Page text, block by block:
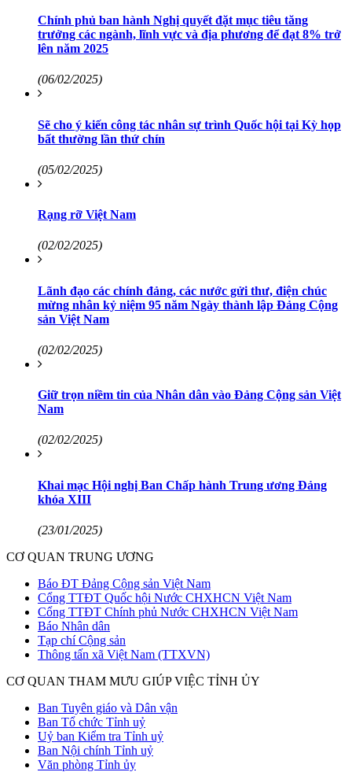
Chính phủ ban hành Nghị quyết đặt mục tiêu tăng
trưởng các ngành, lĩnh vực và địa phương để đạt 8% trở
lên năm 2025
(06/02/2025)
Sẽ cho ý kiến công tác nhân sự trình Quốc hội tại Kỳ họp
bất thường lần thứ chín
(05/02/2025)
Rạng rỡ Việt Nam
(02/02/2025)
Lãnh đạo các chính đảng, các nước gửi thư, điện chúc
mừng nhân kỷ niệm 95 năm Ngày thành lập Đảng Cộng
sản Việt Nam
(02/02/2025)
Giữ trọn niềm tin của Nhân dân vào Đảng Cộng sản Việt
Nam
(02/02/2025)
Khai mạc Hội nghị Ban Chấp hành Trung ương Đảng
khóa XIII
(23/01/2025)
CƠ QUAN TRUNG ƯƠNG
Báo ĐT Đảng Cộng sản Việt Nam
Cổng TTĐT Quốc hội Nước CHXHCN Việt Nam
Cổng TTĐT Chính phủ Nước CHXHCN Việt Nam
Báo Nhân dân
Tạp chí Cộng sản
Thông tấn xã Việt Nam (TTXVN)
CƠ QUAN THAM MƯU GIÚP VIỆC TỈNH ỦY
Ban Tuyên giáo và Dân vận
Ban Tổ chức Tỉnh uỷ
Uỷ ban Kiểm tra Tỉnh uỷ
Ban Nội chính Tỉnh uỷ
Văn phòng Tỉnh ủy